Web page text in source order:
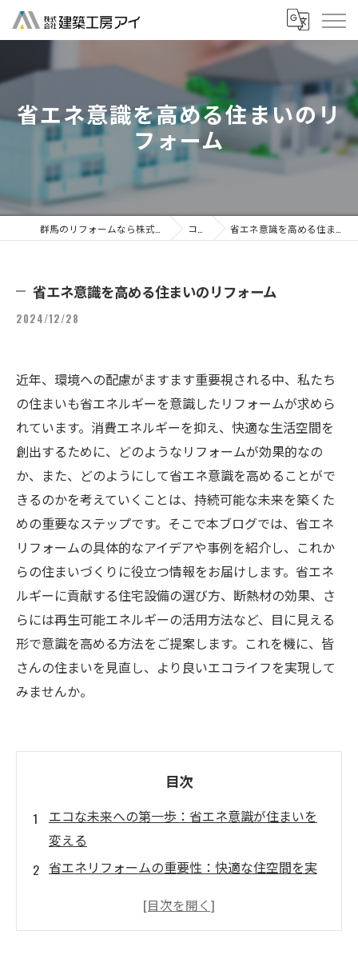
省エネ意識を高める住まいのリ
フォーム
コラム 省エネ意識を高める住まいのリフォーム
省エネ意識を高める住まいのリフォーム
2024/12/28
近年、環境への配慮がますます重要視される中、私たち
の住まいも省エネルギーを意識したリフォームが求めら
れています。消費エネルギーを抑え、快適な生活空間を
創出するために、どのようなリフォームが効果的なの
か、また、どのようにして省エネ意識を高めることがで
きるのかを考えていくことは、持続可能な未来を築くた
めの重要なステップです。そこで本ブログでは、省エネ
リフォームの具体的なアイデアや事例を紹介し、これか
らの住まいづくりに役立つ情報をお届けします。省エネ
ルギーに貢献する住宅設備の選び方、断熱材の効果、さ
らには再生可能エネルギーの活用方法など、目に見える
形で意識を高める方法をご提案します。これを機に、皆
さんの住まいを見直し、より良いエコライフを実現して
みませんか。
目次
エコな未来への第一歩：省エネ意識が住まいを
変える
省エネリフォームの重要性：快適な住空間を実
実践！省エネリフォームの具体例とその効果